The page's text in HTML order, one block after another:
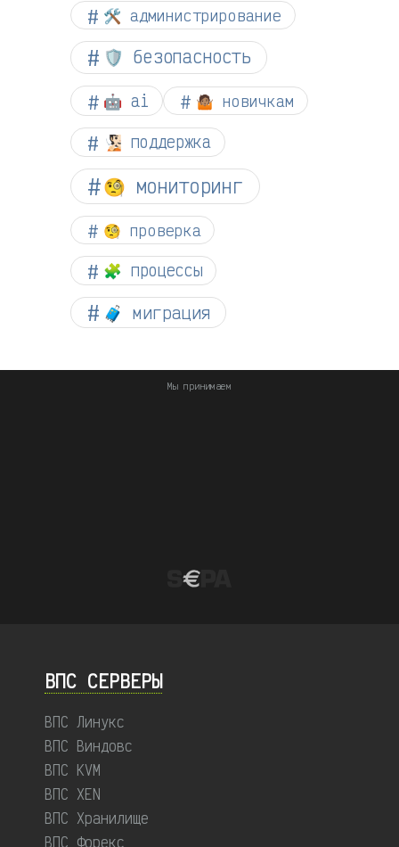
🛠️ администрирование
🛡️ безопасность
🤖 ai 🤷🏽 новичкам
🧏🏻 поддержка
🧐 мониторинг
🧐 проверка
🧩 процессы
🧳 миграция
Мы принимаем
ВПС СЕРВЕРЫ
ВПС Линукс
ВПС Виндовс
ВПС KVM
ВПС XEN
ВПС Хранилище
ВПС Форекс